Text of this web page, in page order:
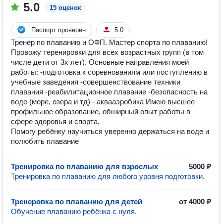
5.0 15 оценок
Паспорт проверен 5.0
Тренер по плаванию и ОФП. Мастер спорта по плаванию!
Провожу теренировки для всех возрастных групп (в том
числе дети от 3х лет). Основные направления моей
работы: -подготовка к соревнованиям или поступлению в
учебные заведения -совершенствование техники
плавания -реабилитационное плавание -безопасность на
воде (море, озера и тд) - аквааэробика Имею высшее
профильное образование, обширный опыт работы в
сфере здоровья и спорта.
Помогу ребёнку научиться уверенно держаться на воде и
полюбить плавание
Тренировка по плаванию для взрослых
5000 ₽
Тренировка по плаванию для любого уровня подготовки.
Тренеровка по плаванию для детей
от 4000 ₽
Обучение плаванию ребёнка с нуля.